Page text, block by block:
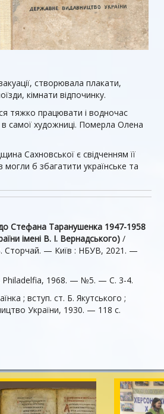
створювала плакати,
кімнати відпочинку.
тяжко працювати і водночас
в самої художниці. Померла Олена
Сахновської є свідченням її
могли б збагатити українське та
Стефана Таранушенка 1947-1958
імені В. І. Вернадського) /
Сторчай. — Київ : НБУВ, 2021. —
1968. — №5. — С. 3-4.
; вступ. ст. Б. Якутського ;
України, 1930. — 118 с.